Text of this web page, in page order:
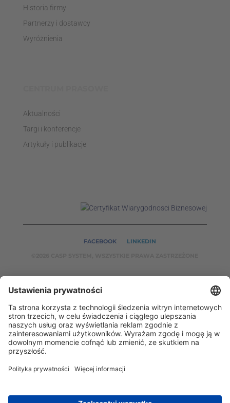
Historia firmy
Partnerzy i dostawcy
Wyróżnienia
Aktualności
Targi i konferencje
Artykuły i publikacje
FACEBOOK
LINKEDIN
CASPSYSTEM.PL
AUTOMATYKA24.PL
WZORCENDT.P
L
BINAR24.PL EH24.PL
CASP System – Twój partner w dziedzinie Badań
2002 - 2026 © CopyrightCASP System/Polityka